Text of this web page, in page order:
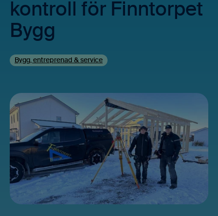
kontroll för Finntorpet
Bygg
Bygg, entreprenad & service